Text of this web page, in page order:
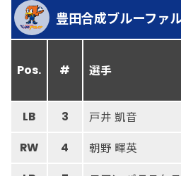
豊田合成ブルーファ
Pos. # 選手
LB 3 戸井 凱音
RW 4 朝野 暉英